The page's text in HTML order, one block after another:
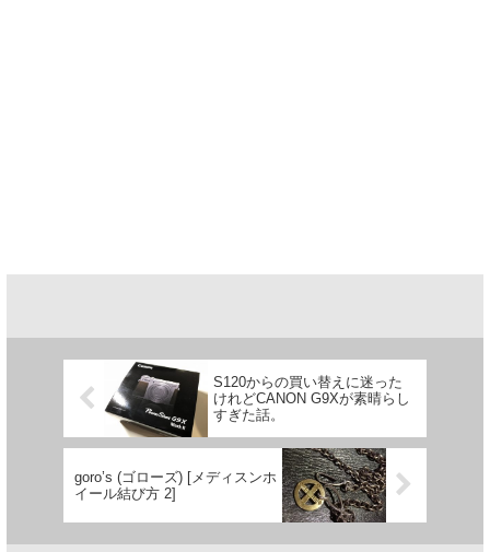
S120からの買い替えに迷った
けれどCANON G9Xが素晴らし
すぎた話。
goro’s (ゴローズ) [メディスンホ
イール結び方 2]